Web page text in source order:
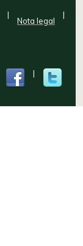
|
Nota legal
|
|